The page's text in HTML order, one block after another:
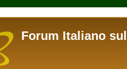
Forum Italiano